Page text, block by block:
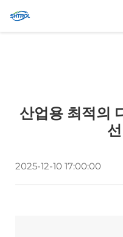
제품
산업용 최적의
2025-12-10 17:00:00